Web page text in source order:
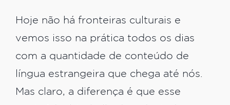
Hoje não há fronteiras culturais e
vemos isso na prática todos os dias
com a quantidade de conteúdo de
língua estrangeira que chega até nós.
Mas claro, a diferença é que esse